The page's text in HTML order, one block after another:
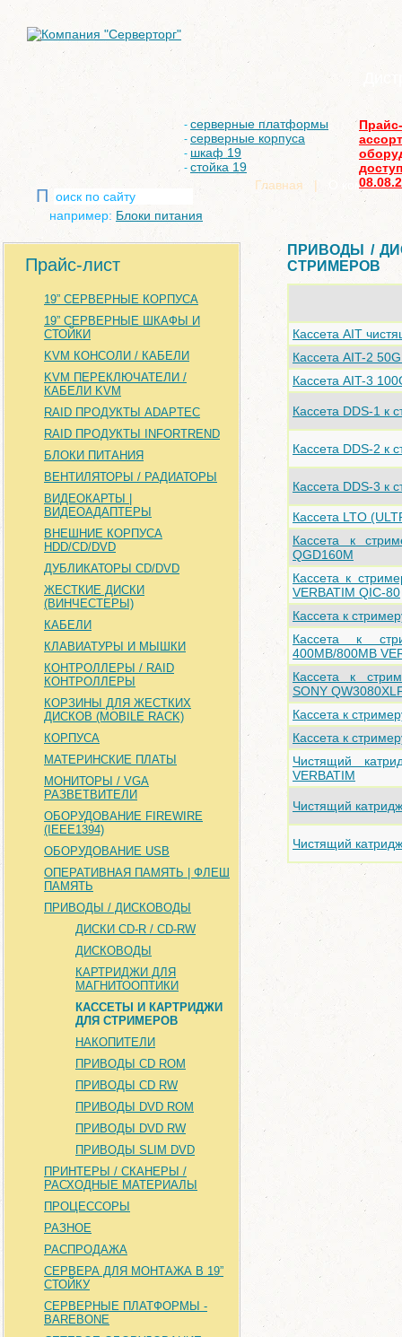
- серверные платформы
- серверные корпуса
- шкаф 19
- стойка 19
П
например: Блоки питания
Главная | О компании
Прайс-лист
19” СЕРВЕРНЫЕ КОРПУСА
19” СЕРВЕРНЫЕ ШКАФЫ И
СТОЙКИ
KVM КОНСОЛИ / КАБЕЛИ
KVM ПЕРЕКЛЮЧАТЕЛИ /
КАБЕЛИ KVM
RAID ПРОДУКТЫ ADAPTEC
RAID ПРОДУКТЫ INFORTREND
БЛОКИ ПИТАНИЯ
ВЕНТИЛЯТОРЫ / РАДИАТОРЫ
ВИДЕОКАРТЫ |
ВИДЕОАДАПТЕРЫ
ВНЕШНИЕ КОРПУСА
HDD/CD/DVD
ДУБЛИКАТОРЫ CD/DVD
ЖЕСТКИЕ ДИСКИ
(ВИНЧЕСТЕРЫ)
КАБЕЛИ
КЛАВИАТУРЫ И МЫШКИ
КОНТРОЛЛЕРЫ / RAID
КОНТРОЛЛЕРЫ
КОРЗИНЫ ДЛЯ ЖЕСТКИХ
ДИСКОВ (MOBILE RACK)
КОРПУСА
МАТЕРИНСКИЕ ПЛАТЫ
МОНИТОРЫ / VGA
РАЗВЕТВИТЕЛИ
ОБОРУДОВАНИЕ FIREWIRE
(IEEE1394)
ОБОРУДОВАНИЕ USB
ОПЕРАТИВНАЯ ПАМЯТЬ | ФЛЕШ
ПАМЯТЬ
ПРИВОДЫ / ДИСКОВОДЫ
ДИСКИ CD-R / CD-RW
ДИСКОВОДЫ
КАРТРИДЖИ ДЛЯ
МАГНИТООПТИКИ
КАССЕТЫ И КАРТРИДЖИ
ДЛЯ СТРИМЕРОВ
НАКОПИТЕЛИ
ПРИВОДЫ CD ROM
ПРИВОДЫ CD RW
ПРИВОДЫ DVD ROM
ПРИВОДЫ DVD RW
ПРИВОДЫ SLIM DVD
ПРИНТЕРЫ / СКАНЕРЫ /
РАСХОДНЫЕ МАТЕРИАЛЫ
ПРОЦЕССОРЫ
РАЗНОЕ
РАСПРОДАЖА
СЕРВЕРА ДЛЯ МОНТАЖА В 19”
СТОЙКУ
СЕРВЕРНЫЕ ПЛАТФОРМЫ -
BAREBONE
ПРИВОДЫ /
СТРИМЕРОВ
Кассета AIT
Кассета AIT-2
Кассета AIT-3
Кассета DDS-1 к
Кассета DDS-2 к
Кассета DDS-3 к
Кассета LTO
Кассета к
QGD160M
Кассета к
VERBATIM QIC-80
Кассета к
Кассета к
400MB/800MB
Кассета к
SONY
Кассета к
Кассета к
Чистящий
VERBATIM
Чистящий
Чистящий